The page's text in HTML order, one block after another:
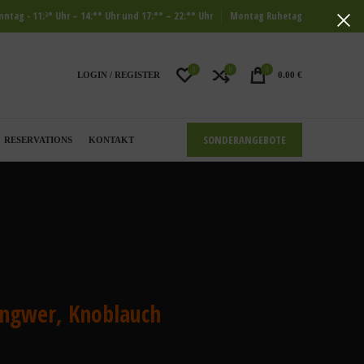
- 11:³° Uhr – 14:°° Uhr und 17:°° – 22:°° Uhr Montag Ruhetag
LOGIN / REGISTER
0 0 0
0.00 €
RESERVATIONS KONTAKT SONDERANGEBOTE
Knoblauch